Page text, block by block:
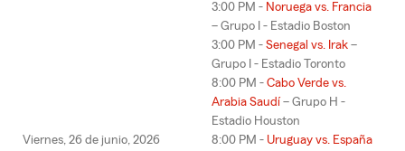
Viernes, 26 de junio, 2026
3:00 PM - Noruega vs. Francia
– Grupo I - Estadio Boston
3:00 PM - Senegal vs. Irak –
Grupo I - Estadio Toronto
8:00 PM - Cabo Verde vs.
Arabia Saudí – Grupo H -
Estadio Houston
8:00 PM - Uruguay vs. España